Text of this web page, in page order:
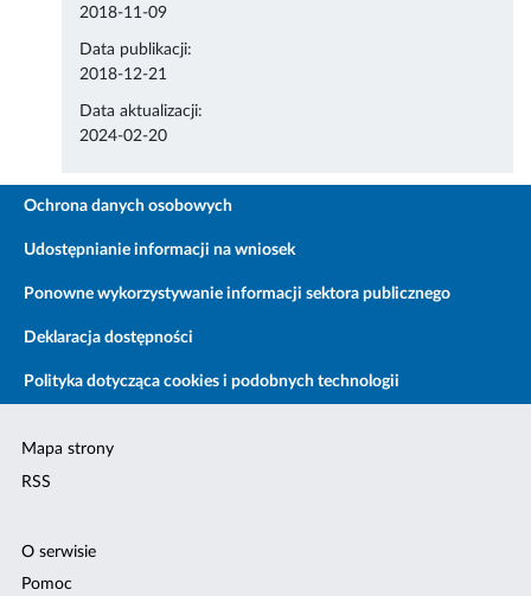
2018-11-09
Data publikacji:
2018-12-21
Data aktualizacji:
2024-02-20
Ochrona danych osobowych
Udostępnianie informacji na wniosek
Ponowne wykorzystywanie informacji sektora publicznego
Deklaracja dostępności
Polityka dotycząca cookies i podobnych technologii
Mapa strony
RSS
O serwisie
Pomoc